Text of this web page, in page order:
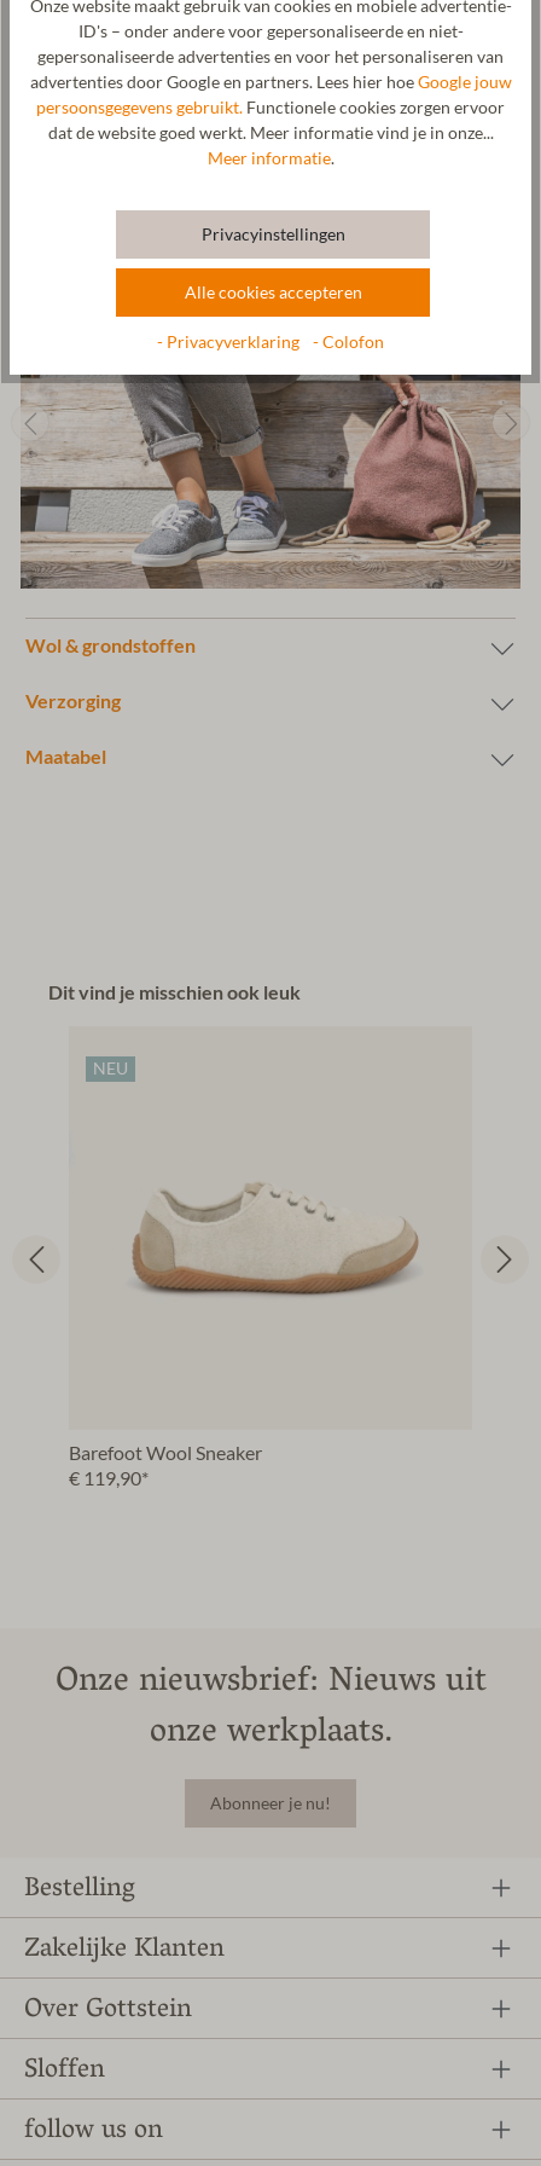
vervaardigd in onze eigen manufactuur in Tirol. De sneakers
worden vervolgens door ons partnerbedrijf in Spanje
geassembleerd onder de strengste kwaliteits- en
veiligheidsnormen.
Fabrikant: Gottstein GmbH, Industriestraße 31, 6430 Ötztal-
office@gottstein.at
Wol & grondstoffen
Verzorging
Maatabel
Dit vind je misschien ook leuk
NEU
Barefoot Wool Sneaker
€ 119,90*
Onze nieuwsbrief: Nieuws uit
onze werkplaats.
Abonneer je nu!
Bestelling
Zakelijke Klanten
Over Gottstein
Sloffen
follow us on
Onze website maakt gebruik van cookies en mobiele advertentie-
ID's – onder andere voor gepersonaliseerde en niet-
gepersonaliseerde advertenties en voor het personaliseren van
advertenties door Google en partners. Lees hier hoeGoogle jouw
persoonsgegevens gebruikt. Functionele cookies zorgen ervoor
dat de website goed werkt. Meer informatie vind je in onze...
Meer informatie.
Privacyinstellingen
Alle cookies accepteren
- Privacyverklaring - Colofon